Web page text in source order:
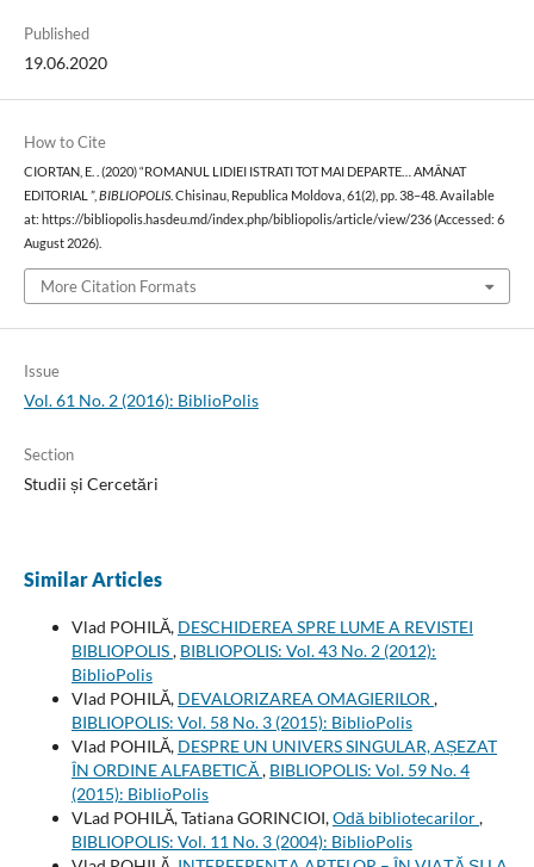
Published
19.06.2020
How to Cite
CIORTAN, E. . (2020) “ROMANUL LIDIEI ISTRATI TOT MAI DEPARTE… AMÂNAT
EDITORIAL ”, BIBLIOPOLIS. Chisinau, Republica Moldova, 61(2), pp. 38–48. Available
at: https://bibliopolis.hasdeu.md/index.php/bibliopolis/article/view/236 (Accessed: 6
August 2026).
More Citation Formats
Issue
Vol. 61 No. 2 (2016): BiblioPolis
Section
Studii și Cercetări
Similar Articles
Vlad POHILĂ, DESCHIDEREA SPRE LUME A REVISTEI
BIBLIOPOLIS, BIBLIOPOLIS: Vol. 43 No. 2 (2012):
BiblioPolis
Vlad POHILĂ, DEVALORIZAREA OMAGIERILOR ,
BIBLIOPOLIS: Vol. 58 No. 3 (2015): BiblioPolis
Vlad POHILĂ, DESPRE UN UNIVERS SINGULAR, AȘEZAT
ÎN ORDINE ALFABETICĂ, BIBLIOPOLIS: Vol. 59 No. 4
(2015): BiblioPolis
VLad POHILĂ, Tatiana GORINCIOI,Odă bibliotecarilor,
BIBLIOPOLIS: Vol. 11 No. 3 (2004): BiblioPolis